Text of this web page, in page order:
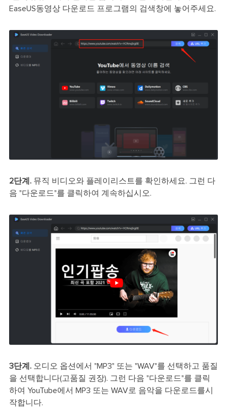
EaseUS동영상 다운로드 프로그램의 검색창에 놓어주세요.
2단계.뮤직 비디오와 플레이리스트를 확인하세요. 그런 다
음 "다운로드"를 클릭하여 계속하십시오.
3단계.오디오 옵션에서 "MP3" 또는 "WAV"를 선택하고 품질
을 선택합니다(고품질 권장). 그런 다음 "다운로드"를 클릭
하여 YouTube에서 MP3 또는 WAV로 음악을 다운로드를시
작합니다.